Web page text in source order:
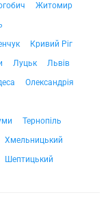
Житомир
Кривий Ріг
Луцьк
Львів
Олександрія
Тернопіль
Хмельницький
Шептицький